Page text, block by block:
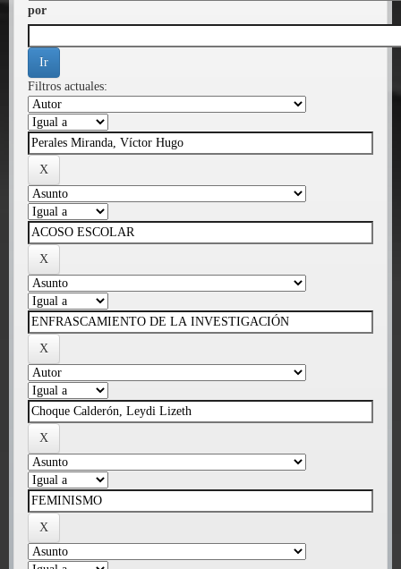
por
Filtros actuales: